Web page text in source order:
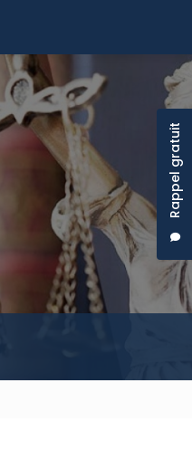
Rappel gratuit